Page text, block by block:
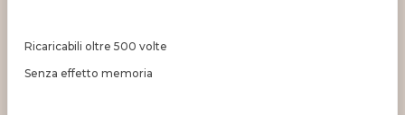
Ricaricabili oltre 500 volte
Senza effetto memoria